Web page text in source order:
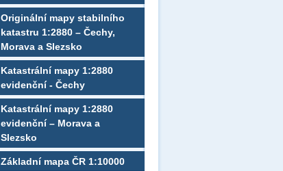
Originální mapy stabilního
katastru 1:2880 – Čechy,
Morava a Slezsko
Katastrální mapy 1:2880
evidenční - Čechy
Katastrální mapy 1:2880
evidenční – Morava a
Slezsko
Základní mapa ČR 1:10000